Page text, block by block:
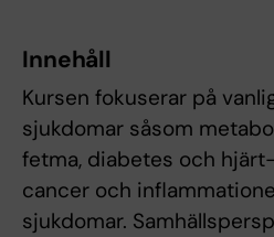
Innehåll
Kursen fokuserar på
sjukdomar såsom
fetma, diabetes och
cancer och
sjukdomar.